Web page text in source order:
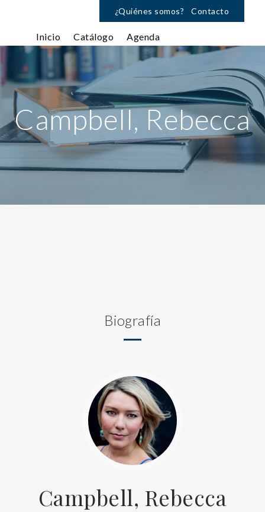
¿Quiénes somos? Contacto
Inicio Catálogo Agenda
Campbell, Rebecca
Biografía
Campbell, Rebecca